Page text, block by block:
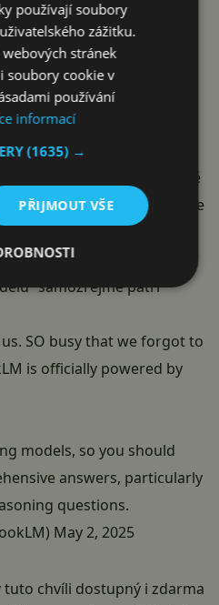
S nadšením přichází i
míru férovosti. Kromě
i názory, že by placená verze
výkonnějším modelu, než
Mezi populární návrhy
samozřejmě patří
SO busy that we forgot to
is officially powered by
models, so you should
answers, particularly
questions.
May 2, 2025
tuto chvíli dostupný i zdarma
používají soubory
zážitku.
stránek
soubory cookie v
používání
informací
(1635) →
PŘIJMOUT VŠE